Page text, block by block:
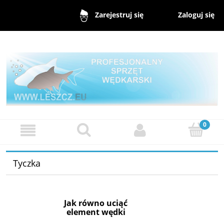
Zarejestruj się Zaloguj się
Tyczka
Jak równo uciąć
element wędki